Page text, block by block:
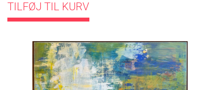
TILFØJ TIL KURV